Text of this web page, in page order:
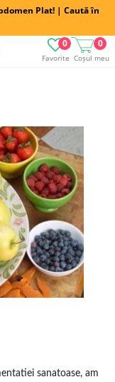
Plat! | Caută în
Favorite
0
Coșul meu
0
sanatoase, am